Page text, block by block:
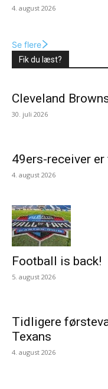
4. august 2026
Se flere
Fik du læst?
Cleveland
30. juli 2026
49ers-receiver
4. august 2026
Football is back!
5. august 2026
Tidligere
Texans
4. august 2026